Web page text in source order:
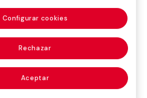
futuro.
y la presencia de expertos y
de las principales fundaciones
nacional e internacional, en el
una serie de conclusiones
Rechazar
Aceptar
Configurar cookies